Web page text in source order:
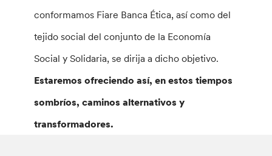
conformamos Fiare Banca Ética, así como del
tejido social del conjunto de la Economía
Social y Solidaria, se dirija a dicho objetivo.
Estaremos ofreciendo así, en estos tiempos
sombríos, caminos alternativos y
transformadores.